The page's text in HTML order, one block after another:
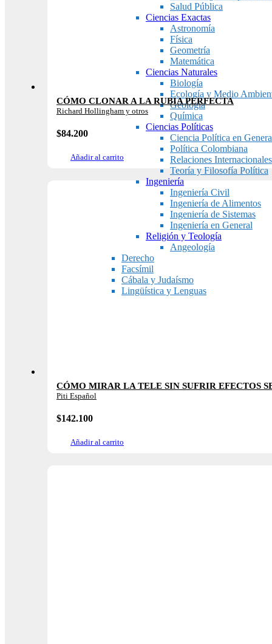
Salud Pública
Ciencias Exactas
Astronomía
Física
Geometría
Matemática
Ciencias Naturales
Biología
Ecología y Medio
Geología
Química
Ciencias Políticas
Ciencia Política en
Política Colombiana
Relaciones Internacionales
Teoría y Filosofía Política
Ingeniería
Ingeniería Civil
Ingeniería de Alimentos
Ingeniería de Sistemas
Ingeniería en General
Religión y Teología
Angeología
Derecho
Facsímil
Cábala y Judaísmo
Lingüística y Lenguas
CÓMO CLONAR A LA RUBIA PERFECTA
Richard Hollingham y otros
$84.200
Añadir al carrito
CÓMO MIRAR LA TELE SIN SUFRIR EFECTOS
Piti Español
$142.100
Añadir al carrito